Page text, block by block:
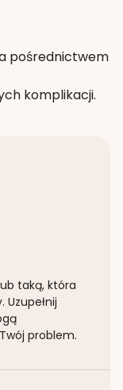
pośrednictwem
komplikacji.
taką, która
problem.